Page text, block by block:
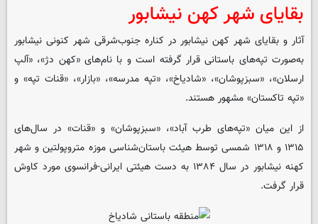
بقایای شهر کهن نیشابور
آثار و بقایای شهر کهن نیشابور در کناره جنوب‌شرقی شهر کنونی نیشابور
به‌صورت تپه‌های باستانی قرار گرفته است و با نام‌های «کهن دژ»، «آلپ
ارسلان»، «سبزپوشان»، «شادیاخ»، «تپه مدرسه»، «بازار»، «قنات تپه» و
«تپه تاکستان» مشهور هستند.
از این میان «تپه‌های طرب آباد»، «سبزپوشان» و «قنات» در سال‌های
۱۳۱۵ و ۱۳۱۸ شمسی توسط هیئت باستان‌شناسی موزه متروپولتین و شهر
کهنه نیشابور در سال ۱۳۸۴ به دست هیئتی ایرانی-فرانسوی مورد کاوش
قرار گرفت.